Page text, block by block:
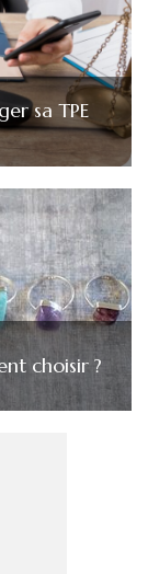
sa TPE
choisir ?